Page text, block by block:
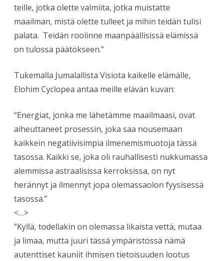
teille, jotka olette valmiita, jotka muistatte
maailman, mistä olette tulleet ja mihin teidän tulisi
palata. Teidän roolinne maanpäällisissä elämissä
on tulossa päätökseen.”
Tukemalla Jumalallista Visiota kaikelle elämälle,
Elohim Cyclopea antaa meille elävän kuvan:
“Energiat, jonka me lähetämme maailmaasi, ovat
aiheuttaneet prosessin, joka saa nousemaan
kaikkein negatiivisimpia ilmenemismuotoja tässä
tasossa. Kaikki se, joka oli rauhallisesti nukkumassa
alemmissa astraalisissa kerroksissa, on nyt
herännyt ja ilmennyt jopa olemassaolon fyysisessä
tasossa.”
<…>
”Kyllä, todellakin on olemassa likaista vettä, mutaa
ja limaa, mutta juuri tässä ympäristössä nämä
autenttiset kauniit ihmisen tietoisuuden lootus